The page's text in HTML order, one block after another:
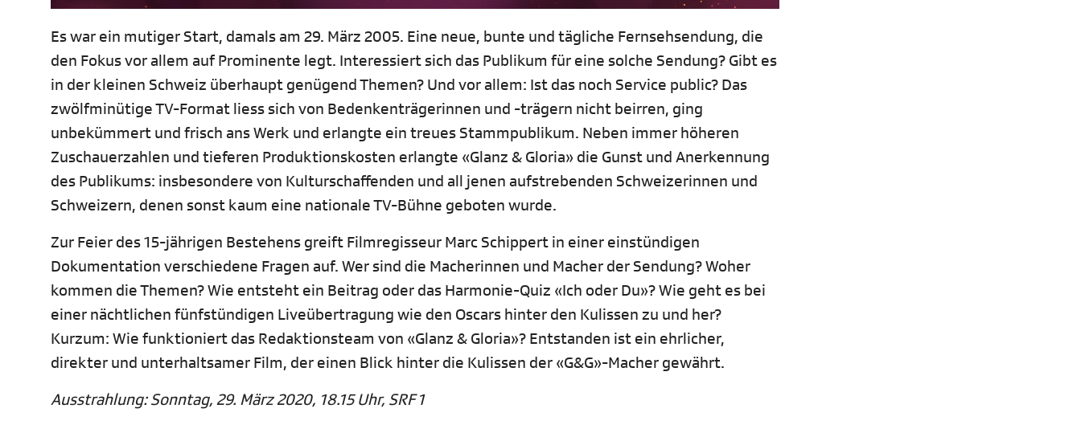
Es war ein mutiger Start, damals am 29. März 2005. Eine neue, bunte und tägliche Fernsehsendung, die
den Fokus vor allem auf Prominente legt. Interessiert sich das Publikum für eine solche Sendung? Gibt es
in der kleinen Schweiz überhaupt genügend Themen? Und vor allem: Ist das noch Service public? Das
zwölfminütige TV-Format liess sich von Bedenkenträgerinnen und -trägern nicht beirren, ging
unbekümmert und frisch ans Werk und erlangte ein treues Stammpublikum. Neben immer höheren
Zuschauerzahlen und tieferen Produktionskosten erlangte «Glanz & Gloria» die Gunst und Anerkennung
des Publikums: insbesondere von Kulturschaffenden und all jenen aufstrebenden Schweizerinnen und
Schweizern, denen sonst kaum eine nationale TV-Bühne geboten wurde.
Zur Feier des 15-jährigen Bestehens greift Filmregisseur Marc Schippert in einer einstündigen
Dokumentation verschiedene Fragen auf. Wer sind die Macherinnen und Macher der Sendung? Woher
kommen die Themen? Wie entsteht ein Beitrag oder das Harmonie-Quiz «Ich oder Du»? Wie geht es bei
einer nächtlichen fünfstündigen Liveübertragung wie den Oscars hinter den Kulissen zu und her?
Kurzum: Wie funktioniert das Redaktionsteam von «Glanz & Gloria»? Entstanden ist ein ehrlicher,
direkter und unterhaltsamer Film, der einen Blick hinter die Kulissen der «G&G»-Macher gewährt.
Ausstrahlung: Sonntag, 29. März 2020, 18.15 Uhr, SRF 1